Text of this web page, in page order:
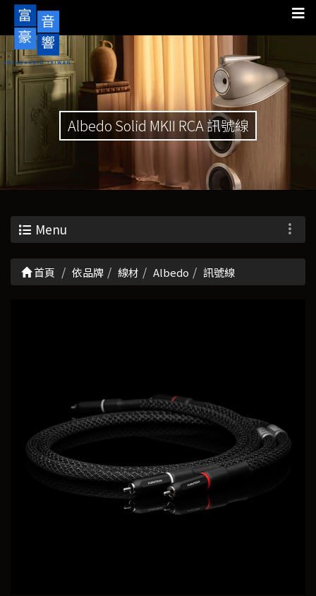
Albedo Solid MKII RCA 訊號線
Menu
首頁 依品牌 線材 Albedo 訊號線